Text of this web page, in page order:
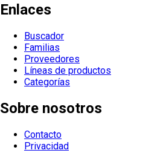
Enlaces
Buscador
Familias
Proveedores
Líneas de productos
Categorías
Sobre nosotros
Contacto
Privacidad